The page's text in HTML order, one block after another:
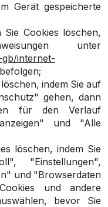
Gerät gespeicherte
Cookies löschen,
unter
internet-
befolgen;
indem Sie auf
gehen, dann
für den Verlauf
und "Alle
löschen, indem Sie
"Einstellungen",
und "Browserdaten
und andere
bevor Sie